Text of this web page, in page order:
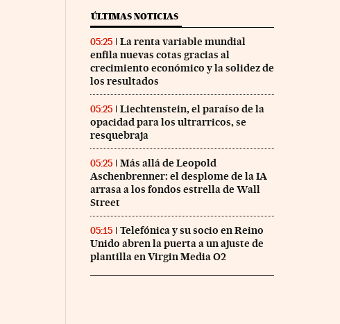
ÚLTIMAS NOTICIAS
05:25
La renta variable mundial
enfila nuevas cotas gracias al
crecimiento económico y la solidez de
los resultados
05:25
Liechtenstein, el paraíso de la
opacidad para los ultrarricos, se
resquebraja
05:25
Más allá de Leopold
Aschenbrenner: el desplome de la IA
arrasa a los fondos estrella de Wall
Street
05:15
Telefónica y su socio en Reino
Unido abren la puerta a un ajuste de
plantilla en Virgin Media O2